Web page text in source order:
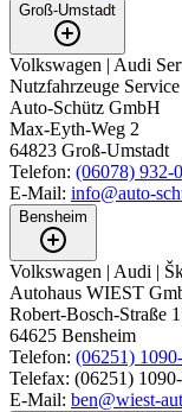
Groß-Umstadt
Volkswagen | Audi
Nutzfahrzeuge Service
Auto-Schütz GmbH
Max-Eyth-Weg 2
64823 Groß-Umstadt
Telefon: (06078) 932-
E-Mail: info@auto-
Bensheim
Volkswagen | Audi |
Autohaus WIEST
‍Robert-Bosch-Straße
64625 Bensheim
Telefon: (06251)
Telefax: (06251)
E-Mail: ben@wiest-